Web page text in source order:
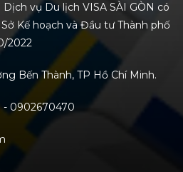
vụ Du lịch VISA SÀI GÒN có
Kế hoạch và Đầu tư Thành phố
2022
Bến Thành, TP Hồ Chí Minh.
- 0902670470